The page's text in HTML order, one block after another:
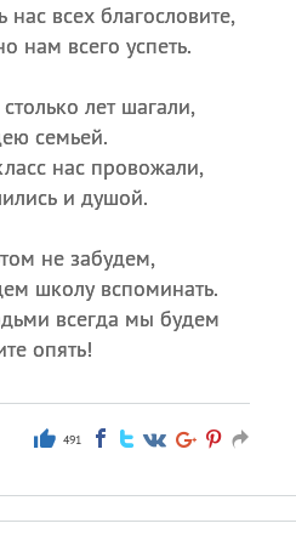
всех благословите,
нам всего успеть.
лет шагали,
семьей.
нас провожали,
и душой.
не забудем,
школу вспоминать.
всегда мы будем
опять!
491